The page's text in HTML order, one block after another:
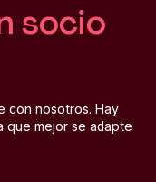
socio
con nosotros. Hay
que mejor se adapte